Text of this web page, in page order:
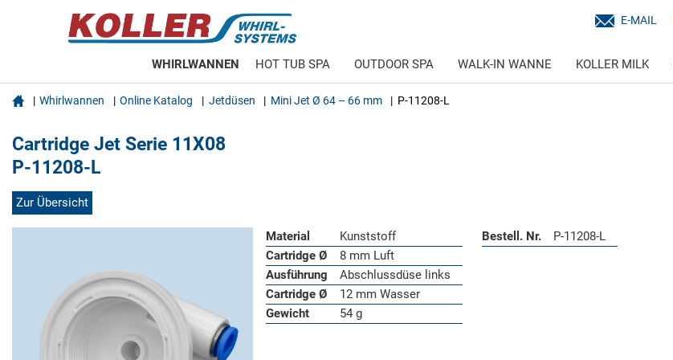
E-MAIL
WHIRLWANNEN HOT TUB SPA OUTDOOR SPA WALK-IN WANNE KOLLER MILK
 Whirlwannen Online Katalog Jetdüsen Mini Jet Ø 64 – 66 mm P-11208-L
Cartridge Jet Serie 11X08
P-11208-L
Zur Übersicht
Material
Kunststoff
Cartridge Ø
8 mm Luft
Ausführung
Abschlussdüse links
Cartridge Ø
12 mm Wasser
Gewicht
54 g
Bestell. Nr. P-11208-L